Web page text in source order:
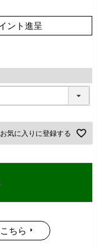
ント進呈
お気に入りに登録する
ちら